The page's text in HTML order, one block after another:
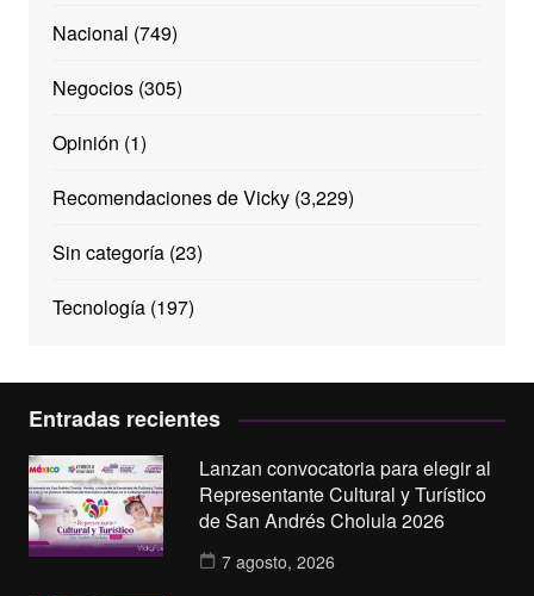
Nacional (749)
Negocios(305)
Opinión (1)
Recomendaciones de Vicky(3,229)
Sin categoría(23)
Tecnología(197)
Entradas recientes
Lanzan convocatoria para elegir al
Representante Cultural y Turístico
de San Andrés Cholula 2026
7 agosto, 2026